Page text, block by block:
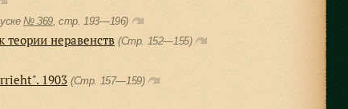
№ 369, cтр. 193—196)
неравенств (Стр. 152—155)
1903 (Стр. 157—159)